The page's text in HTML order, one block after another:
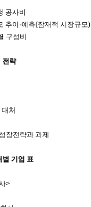
사비
이·예측(잠재적 시장규모)
구성비
전략
처
장전략과 과제
별 기업 표
>